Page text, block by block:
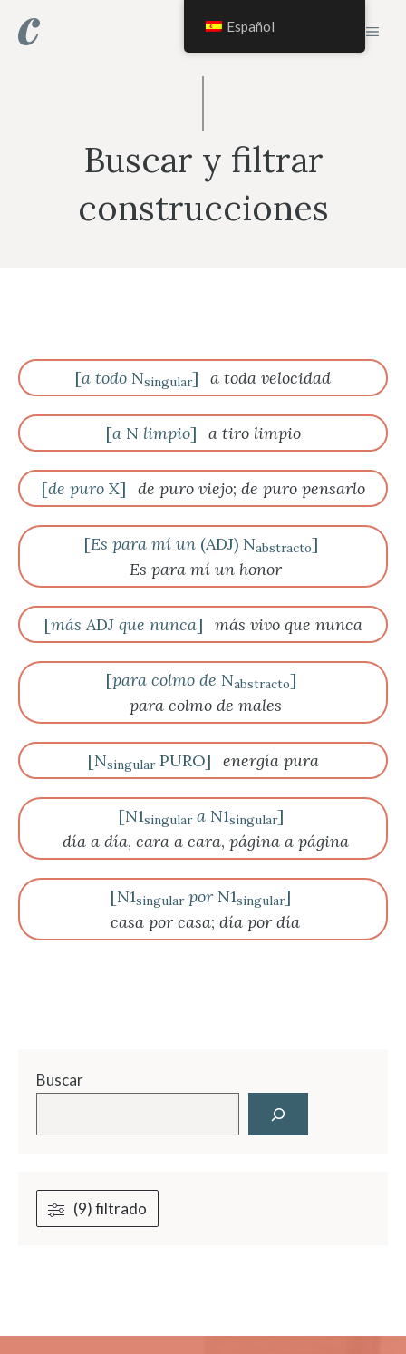
Buscar y filtrar
construcciones
[a todo Nsingular] a toda velocidad
[aN limpio] a tiro limpio
[de puroX] de puro viejo; de puro pensarlo
[Es para mí un(ADJ) Nabstracto]
Es para mí un honor
[más ADJ que nunca] más vivo que nunca
[para colmo de Nabstracto]
para colmo de males
[NsingularPURO] energía pura
[N1singular aN1singular]
día a día, cara a cara, página a página
[N1singular por N1singular]
casa por casa; día por día
Buscar
(9) filtrado
Español